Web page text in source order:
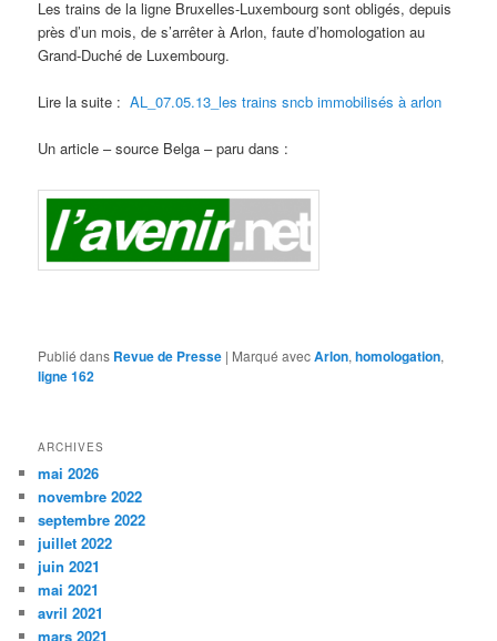
Les trains de la ligne Bruxelles-Luxembourg sont obligés, depuis
près d’un mois, de s’arrêter à Arlon, faute d’homologation au
Grand-Duché de Luxembourg.
Lire la suite :AL_07.05.13_les trains sncb immobilisés à arlon
Un article – source Belga – paru dans :
Publié dans Revue de Presse | Marqué avecArlon,homologation,
ligne 162
ARCHIVES
mai 2026
novembre 2022
septembre 2022
juillet 2022
juin 2021
mai 2021
avril 2021
mars 2021